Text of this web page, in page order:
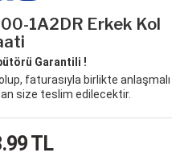
1A2DR Erkek Kol
Garantili !
faturasıyla birlikte anlaşmalı
size teslim edilecektir.
TL